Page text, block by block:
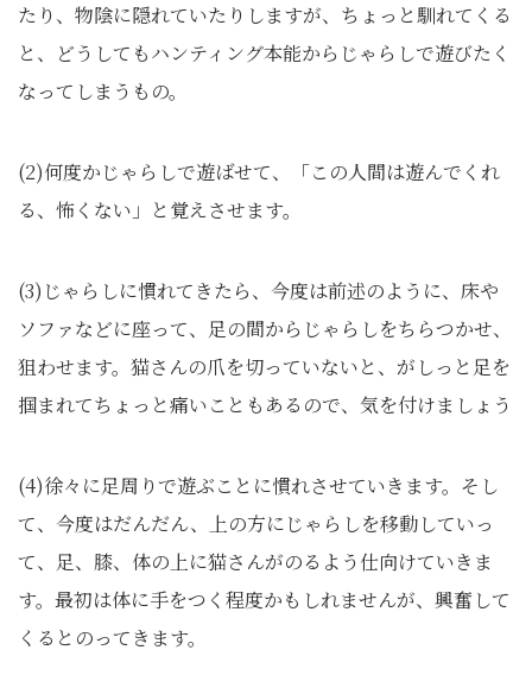
たり、物陰に隠れていたりしますが、ちょっと馴れてくる
と、どうしてもハンティング本能からじゃらしで遊びたく
なってしまうもの。
(2)何度かじゃらしで遊ばせて、「この人間は遊んでくれ
る、怖くない」と覚えさせます。
(3)じゃらしに慣れてきたら、今度は前述のように、床や
ソファなどに座って、足の間からじゃらしをちらつかせ、
狙わせます。猫さんの爪を切っていないと、がしっと足を
掴まれてちょっと痛いこともあるので、気を付けましょう
(4)徐々に足周りで遊ぶことに慣れさせていきます。そし
て、今度はだんだん、上の方にじゃらしを移動していっ
て、足、膝、体の上に猫さんがのるよう仕向けていきま
す。最初は体に手をつく程度かもしれませんが、興奮して
くるとのってきます。